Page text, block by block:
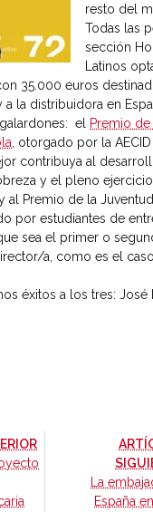
resto del
Todas las
sección
Latinos
35.000 euros
la distribuidora en
el Premio de
, otorgado por la
contribuya al
y el pleno
al Premio de la
por estudiantes de
sea el primer o
a, como es el
éxitos a los tres: José
-
La
España